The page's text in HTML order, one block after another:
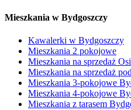
Mieszkania w Bydgoszczy
Kawalerki w Bydgoszczy
Mieszkania 2 pokojowe
Mieszkania na sprzedaż
Mieszkania na sprzedaż
Mieszkania 3-pokojowe
Mieszkania 4-pokojowe
Mieszkania z tarasem